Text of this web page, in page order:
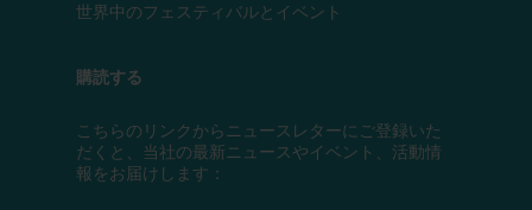
世界中のフェスティバルとイベント
購読する
こちらのリンクからニュースレターにご登録いた
だくと、当社の最新ニュースやイベント、活動情
報をお届けします：